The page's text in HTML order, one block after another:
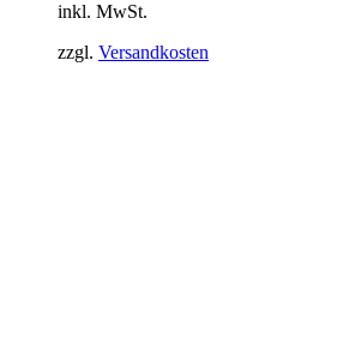
inkl. MwSt.
zzgl. Versandkosten